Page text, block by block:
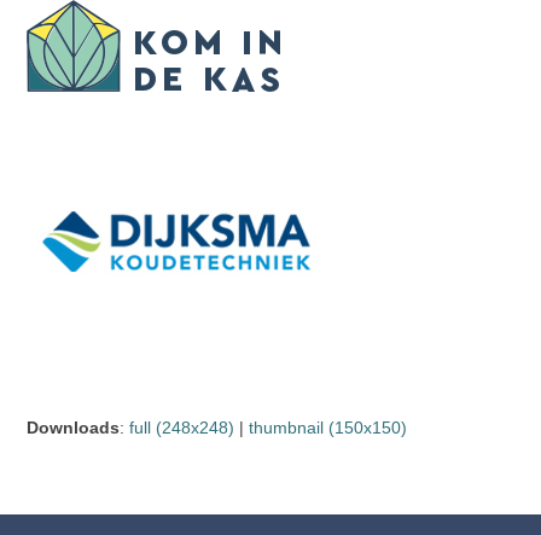
content
Open
mobile
menu
Close
mobile
menu
Downloads:full (248x248) |thumbnail (150x150)